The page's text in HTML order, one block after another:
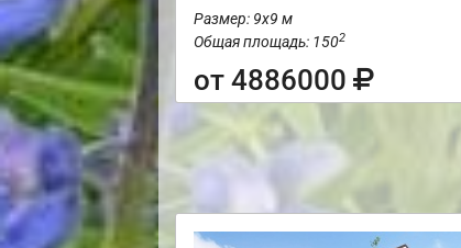
Размер: 9х9 м
Общая площадь: 1502
от 4886000